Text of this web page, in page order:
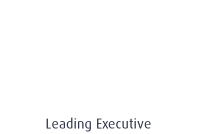
Leading Executive